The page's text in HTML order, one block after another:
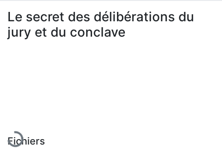
À propos
Le secret des délibérations du
jury et du conclave
Fichiers